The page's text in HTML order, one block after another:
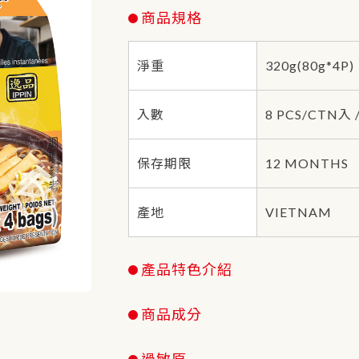
商品規格
淨重 320g(80g*4P)
入數 8 PCS/CTN入
保存期限 12 MONTHS
產地 VIETNAM
產品特色介紹
商品成分